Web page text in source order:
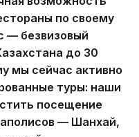
по своему
— безвизовый
до 30
мы сейчас активно
туры: наши
посещение
— Шанхай,